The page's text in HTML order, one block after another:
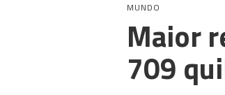
MUNDO
Maior
709